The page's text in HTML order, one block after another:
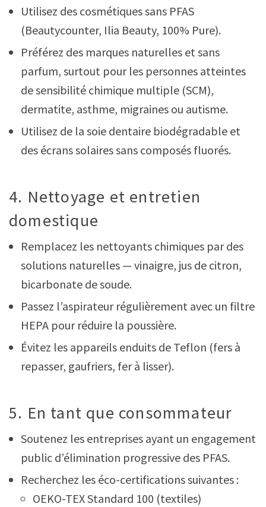
Utilisez des cosmétiques sans PFAS
(Beautycounter, Ilia Beauty, 100% Pure).
Préférez des marques naturelles et sans
parfum, surtout pour les personnes atteintes
de sensibilité chimique multiple (SCM),
dermatite, asthme, migraines ou autisme.
Utilisez de la soie dentaire biodégradable et
des écrans solaires sans composés fluorés.
4. Nettoyage et entretien
domestique
Remplacez les nettoyants chimiques par des
solutions naturelles — vinaigre, jus de citron,
bicarbonate de soude.
Passez l’aspirateur régulièrement avec un filtre
HEPA pour réduire la poussière.
Évitez les appareils enduits de Teflon (fers à
repasser, gaufriers, fer à lisser).
5. En tant que consommateur
Soutenez les entreprises ayant un engagement
public d’élimination progressive des PFAS.
Recherchez les éco-certifications suivantes :
OEKO-TEX Standard 100 (textiles)